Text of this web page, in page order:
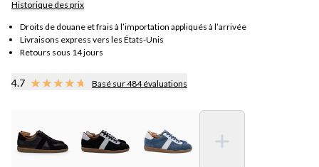
Historique des prix
Droits de douane et frais à l’importation appliqués à l’arrivée
Livraisons express vers les États-Unis
Retours sous 14 jours
4.7 Basé sur 484 évaluations